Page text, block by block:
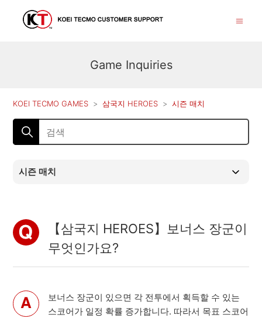
Game Inquiries
KOEI TECMO GAMES 삼국지 HEROES 시즌 매치
시즌 매치
【삼국지 HEROES】보너스 장군이
무엇인가요?
보너스 장군이 있으면 각 전투에서 획득할 수 있는
스코어가 일정 확률 증가합니다. 따라서 목표 스코어